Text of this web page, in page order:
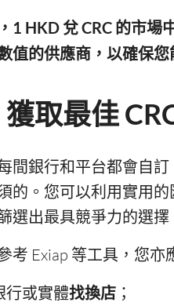
1 HKD 兌 CRC 的市
值的供應商，以確保您
取最佳
間銀行和平台都會自
的。您可以利用實用
選出最具競爭力的選擇
考 Exiap 等工具，您亦
行或實體找換店 ；